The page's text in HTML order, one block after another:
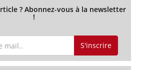
? Abonnez-vous à la newsletter
!
S'inscrire